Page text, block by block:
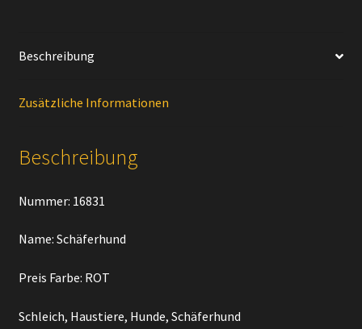
Beschreibung
Zusätzliche Informationen
Beschreibung
Nummer: 16831
Name: Schäferhund
Preis Farbe: ROT
Schleich, Haustiere, Hunde, Schäferhund